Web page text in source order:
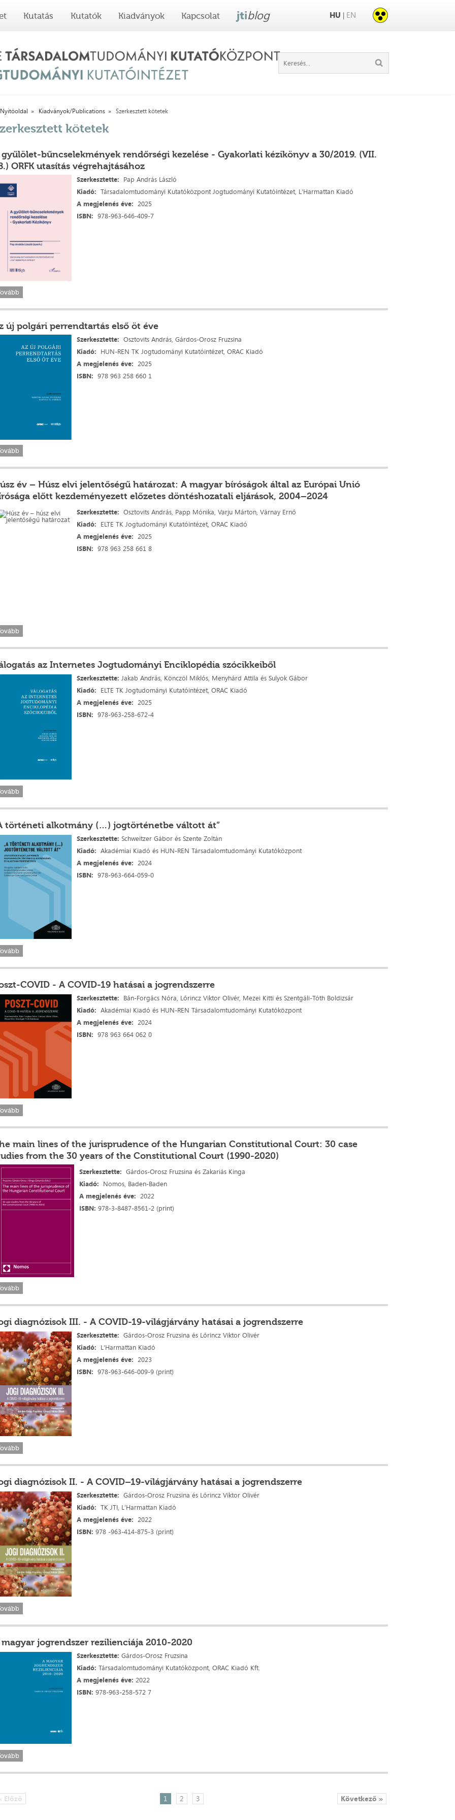
Kutatás Kutatók Kiadványok Kapcsolat jtiblog HU | EN
Kiadványok/Publications Szerkesztett kötetek
kötetek
gyűlölet-bűncselekmények rendőrségi kezelése - Gyakorlati kézikönyv a 30/2019. (VII.
ORFK utasítás végrehajtásához
Szerkesztette: Pap András László
Kiadó: Társadalomtudományi Kutatóközpont Jogtudományi Kutatóintézet, L'Harmattan Kiadó
A megjelenés éve: 2025
ISBN: 978-963-646-409-7
új polgári perrendtartás első öt éve
Szerkesztette:Osztovits András, Gárdos-Orosz Fruzsina
Kiadó: HUN-REN TK Jogtudományi Kutatóintézet, ORAC Kiadó
A megjelenés éve: 2025
ISBN: 978 963 258 660 1
év – Húsz elvi jelentőségű határozat: A magyar bíróságok által az Európai Unió
előtt kezdeményezett előzetes döntéshozatali eljárások, 2004–2024
Szerkesztette:Osztovits András, Papp Mónika, Varju Márton, Várnay Ernő
Kiadó: ELTE TK Jogtudományi Kutatóintézet, ORAC Kiadó
A megjelenés éve: 2025
ISBN: 978 963 258 661 8
az Internetes Jogtudományi Enciklopédia szócikkeiből
Szerkesztette:Jakab András, Könczöl Miklós, Menyhárd Attila ésSulyok Gábor
Kiadó: ELTE TK Jogtudományi Kutatóintézet, ORAC Kiadó
A megjelenés éve: 2025
ISBN: 978-963-258-672-4
történeti alkotmány (…) jogtörténetbe váltott át”
Szerkesztette: Schweitzer Gábor és Szente Zoltán
Kiadó: Akadémiai Kiadó és HUN-REN Társadalomtudományi Kutatóközpont
A megjelenés éve: 2024
ISBN: 978-963-664-059-0
COVID - A COVID-19 hatásai a jogrendszerre
Szerkesztette: Bán-Forgács Nóra, Lőrincz Viktor Olivér, Mezei Kitti és Szentgáli-Tóth Boldizsár
Kiadó: Akadémiai Kiadó és HUN-REN Társadalomtudományi Kutatóközpont
A megjelenés éve: 2024
ISBN: 978 963 664 062 0
main lines of the jurisprudence of the Hungarian Constitutional Court: 30 case
from the 30 years of the Constitutional Court (1990-2020)
Szerkesztette: Gárdos-Orosz Fruzsina és Zakariás Kinga
Kiadó: Nomos, Baden-Baden
A megjelenés éve: 2022
ISBN: 978-3-8487-8561-2 (print)
diagnózisok III. - A COVID-19-világjárvány hatásai a jogrendszerre
Szerkesztette: Gárdos-Orosz Fruzsina és Lőrincz Viktor Olivér
Kiadó: L'Harmattan Kiadó
A megjelenés éve: 2023
ISBN: 978-963-646-009-9 (print)
diagnózisok II. - A COVID–19-világjárvány hatásai a jogrendszerre
Szerkesztette: Gárdos-Orosz Fruzsina és Lőrincz Viktor Olivér
Kiadó: TK JTI, L'Harmattan Kiadó
A megjelenés éve: 2022
ISBN: 978 -963-414-875-3 (print)
magyar jogrendszer rezilienciája 2010-2020
Szerkesztette: Gárdos-Orosz Fruzsina
Kiadó: Társadalomtudományi Kutatóközpont, ORAC Kiadó Kft.
A megjelenés éve:2022
ISBN:978-963-258-572 7
Előző 1 2 3 Következő »